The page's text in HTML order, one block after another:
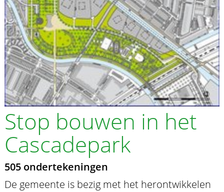
Stop bouwen in het
Cascadepark
505 ondertekeningen
De gemeente is bezig met het herontwikkelen